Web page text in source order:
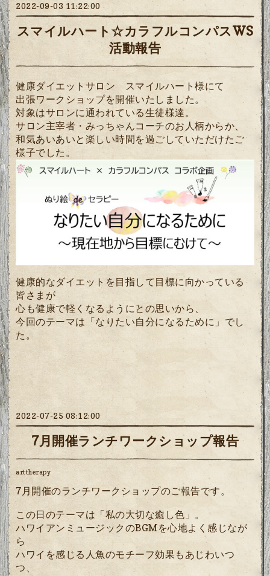
2022-09-03 11:22:00
スマイルハート☆カラフルコンパスWS
活動報告
健康ダイエットサロン スマイルハート様にて
出張ワークショップを開催いたしました。
対象はサロンに通われている生徒様達。
サロン主宰者・みっちゃんコーチのお人柄からか、
和気あいあいと楽しい時間を過ごしていただけたご
様子でした。
健康的なダイエットを目指して目標に向かっている
皆さまが
心も健康で軽くなるようにとの思いから、
今回のテーマは「なりたい自分になるために」でし
た。
2022-07-25 08:12:00
7月開催ランチワークショップ報告
arttherapy
7月開催のランチワークショップのご報告です。
この日のテーマは「私の大切な癒し色」。
ハワイアンミュージックのBGMを心地よく感じなが
ら
ハワイを感じる人魚のモチーフ効果もあじわいつ
つ、